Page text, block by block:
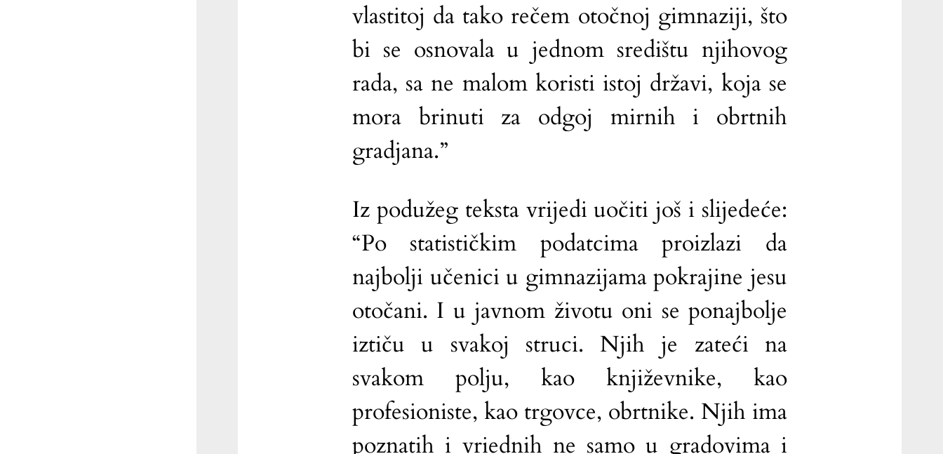
vlastitoj da tako rečem otočnoj gimnaziji, što
bi se osnovala u jednom središtu njihovog
rada, sa ne malom koristi istoj državi, koja se
mora brinuti za odgoj mirnih i obrtnih
gradjana.”
Iz podužeg teksta vrijedi uočiti još i slijedeće:
“Po statističkim podatcima proizlazi da
najbolji učenici u gimnazijama pokrajine jesu
otočani. I u javnom životu oni se ponajbolje
iztiču u svakoj struci. Njih je zateći na
svakom polju, kao književnike, kao
profesioniste, kao trgovce, obrtnike. Njih ima
poznatih i vriednih ne samo u gradovima i